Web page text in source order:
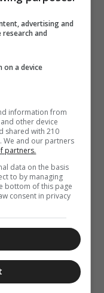
06 Αυγούστου 2026
ΓΕΡΟΝΤΙΚΟ:
Πριν την
advertising and
and
on a device
information from
other device
shared with 210
We and our partners
partners.
data on the basis
to by managing
bottom of this page
consent in privacy